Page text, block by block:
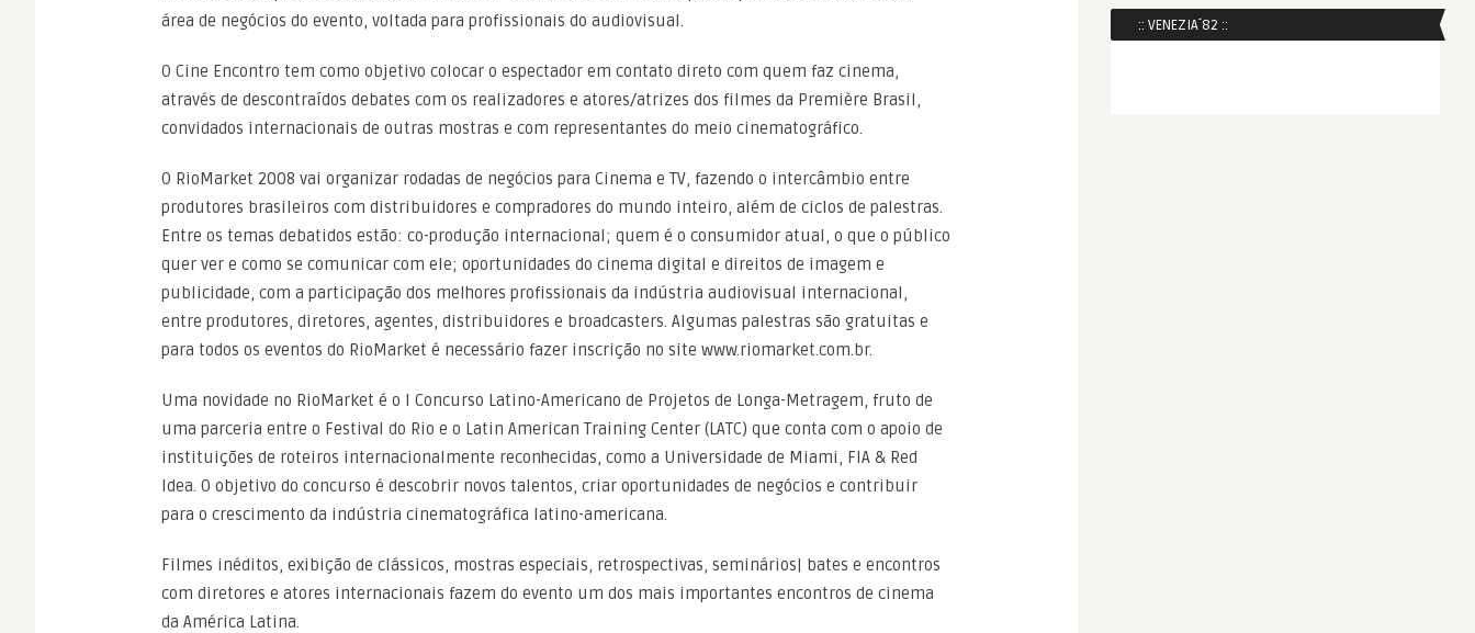
área de negócios do evento, voltada para profissionais do audiovisual.
O Cine Encontro tem como objetivo colocar o espectador em contato direto com quem faz cinema,
através de descontraídos debates com os realizadores e atores/atrizes dos filmes da Première Brasil,
convidados internacionais de outras mostras e com representantes do meio cinematográfico.
O RioMarket 2008 vai organizar rodadas de negócios para Cinema e TV, fazendo o intercâmbio entre
produtores brasileiros com distribuidores e compradores do mundo inteiro, além de ciclos de palestras.
Entre os temas debatidos estão: co-produção internacional; quem é o consumidor atual, o que o público
quer ver e como se comunicar com ele; oportunidades do cinema digital e direitos de imagem e
publicidade, com a participação dos melhores profissionais da indústria audiovisual internacional,
entre produtores, diretores, agentes, distribuidores e broadcasters. Algumas palestras são gratuitas e
para todos os eventos do RioMarket é necessário fazer inscrição no site www.riomarket.com.br.
Uma novidade no RioMarket é o I Concurso Latino-Americano de Projetos de Longa-Metragem, fruto de
uma parceria entre o Festival do Rio e o Latin American Training Center (LATC) que conta com o apoio de
instituições de roteiros internacionalmente reconhecidas, como a Universidade de Miami, FIA & Red
Idea. O objetivo do concurso é descobrir novos talentos, criar oportunidades de negócios e contribuir
para o crescimento da indústria cinematográfica latino-americana.
Filmes inéditos, exibição de clássicos, mostras especiais, retrospectivas, seminários| bates e encontros
com diretores e atores internacionais fazem do evento um dos mais importantes encontros de cinema
da América Latina.
:: VENEZIA´82 ::